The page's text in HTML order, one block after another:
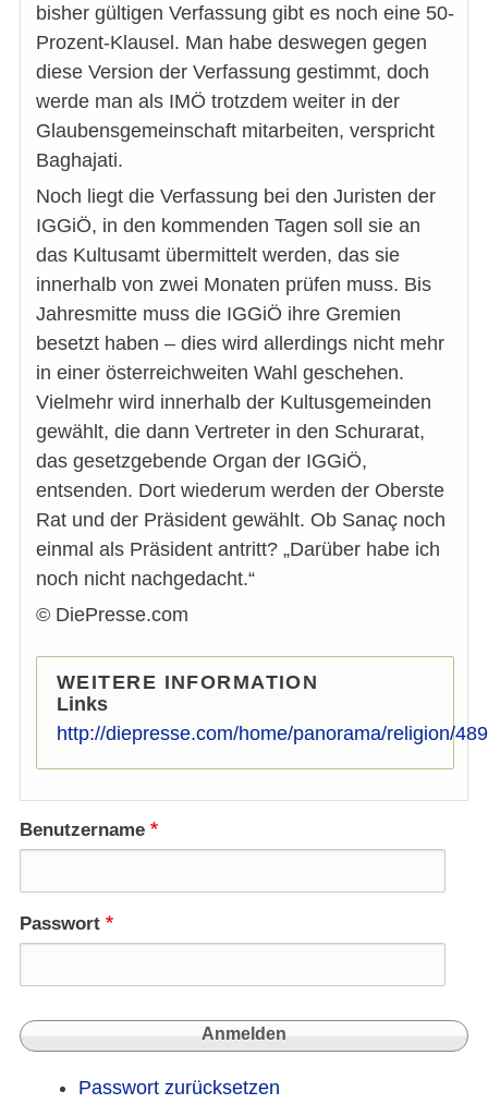
bisher gültigen Verfassung gibt es noch eine 50-
Prozent-Klausel. Man habe deswegen gegen
diese Version der Verfassung gestimmt, doch
werde man als IMÖ trotzdem weiter in der
Glaubensgemeinschaft mitarbeiten, verspricht
Baghajati.
Noch liegt die Verfassung bei den Juristen der
IGGiÖ, in den kommenden Tagen soll sie an
das Kultusamt übermittelt werden, das sie
innerhalb von zwei Monaten prüfen muss. Bis
Jahresmitte muss die IGGiÖ ihre Gremien
besetzt haben – dies wird allerdings nicht mehr
in einer österreichweiten Wahl geschehen.
Vielmehr wird innerhalb der Kultusgemeinden
gewählt, die dann Vertreter in den Schurarat,
das gesetzgebende Organ der IGGiÖ,
entsenden. Dort wiederum werden der Oberste
Rat und der Präsident gewählt. Ob Sanaç noch
einmal als Präsident antritt? „Darüber habe ich
noch nicht nachgedacht.“
© DiePresse.com
WEITERE INFORMATION
Links
http://diepresse.com/home/panorama/religion/
Benutzername
Passwort
Passwort zurücksetzen